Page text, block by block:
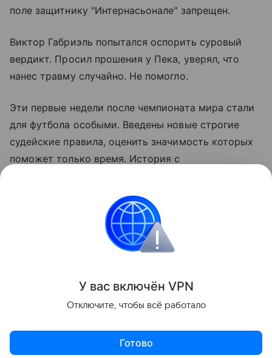
поле защитнику "Интернасьонале" запрещен.
Виктор Габриэль попытался оспорить суровый
вердикт. Просил прошения у Пека, уверял, что
нанес травму случайно. Не помогло.
Эти первые недели после чемпионата мира стали
для футбола особыми. Введены новые строгие
судейские правила, оценить значимость которых
поможет только время. История с
из этого же ряда. Первое впечатление - наказание
необычно, но справедливо. А Габриэлю Пеку
скорейшего выздоровления желают все, и больше
всех - Виктор Габриэль.
Поделиться
У вас включён VPN
Отключите, чтобы всё работало
Готово